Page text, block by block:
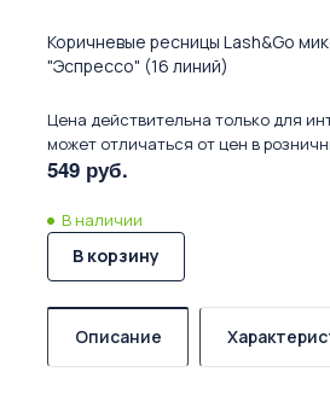
Коричневые ресницы Lash&Go
"Эспрессо" (16 линий)
Цена действительна только для
может отличаться от цен в
549 руб.
В наличии
В корзину
Описание